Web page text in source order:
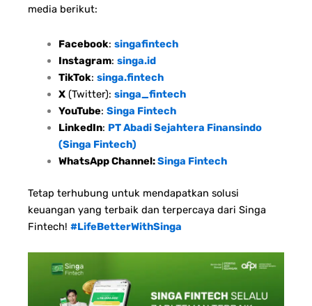
media berikut:
Facebook: singafintech
Instagram: singa.id
TikTok: singa.fintech
X(Twitter): singa_fintech
YouTube: Singa Fintech
LinkedIn: PT Abadi Sejahtera Finansindo
(Singa Fintech)
WhatsApp Channel:Singa Fintech
Tetap terhubung untuk mendapatkan solusi
keuangan yang terbaik dan terpercaya dari Singa
Fintech! #LifeBetterWithSinga